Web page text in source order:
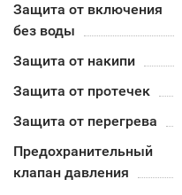
Защита от включения
без воды
Защита от накипи
Защита от протечек
Защита от перегрева
Предохранительный
клапан давления